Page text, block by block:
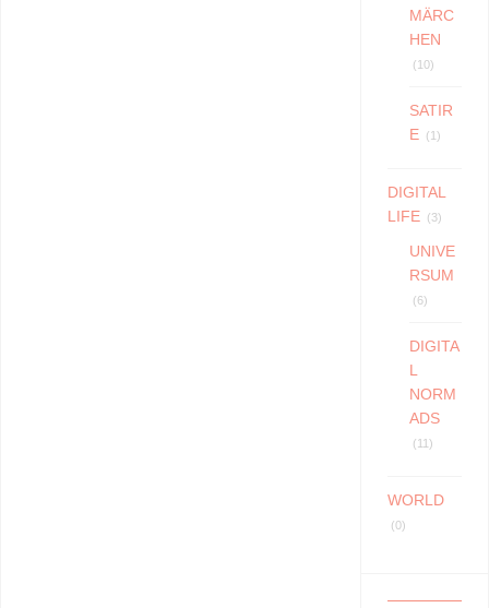
MÄRC
HEN
(10)
SATIR
E
(1)
DIGITAL
LIFE
(3)
UNIVE
RSUM
(6)
DIGITA
L
NORM
ADS
(11)
WORLD
(0)